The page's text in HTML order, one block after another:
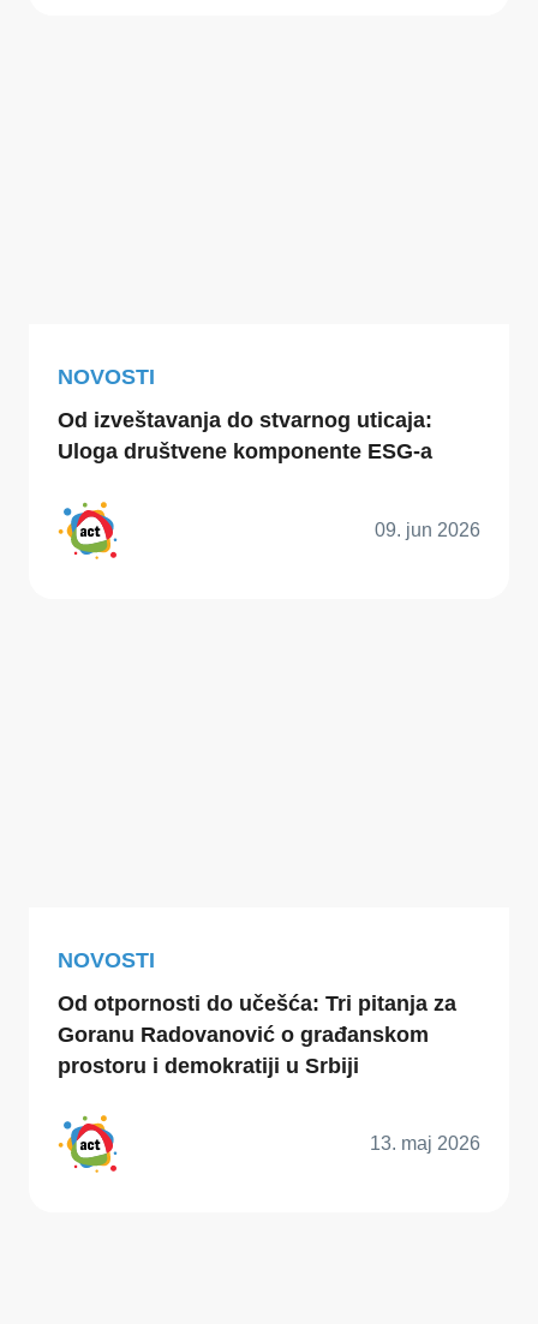
NOVOSTI
Od izveštavanja do stvarnog uticaja:
Uloga društvene komponente ESG-a
09. jun 2026
NOVOSTI
Od otpornosti do učešća: Tri pitanja za
Goranu Radovanović o građanskom
prostoru i demokratiji u Srbiji
13. maj 2026